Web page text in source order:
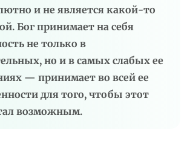
и не является какой-то
Бог принимает на себя
не только в
но и в самых слабых ее
— принимает во всей ее
для того, чтобы этот
возможным.